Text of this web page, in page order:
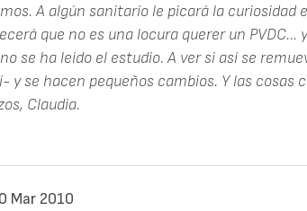
A algún sanitario le picará la curiosidad
que no es una locura querer un PVDC...
se ha leído el estudio. A ver si así se
y se hacen pequeños cambios. Y las cosas
Claudia.
Mar 2010